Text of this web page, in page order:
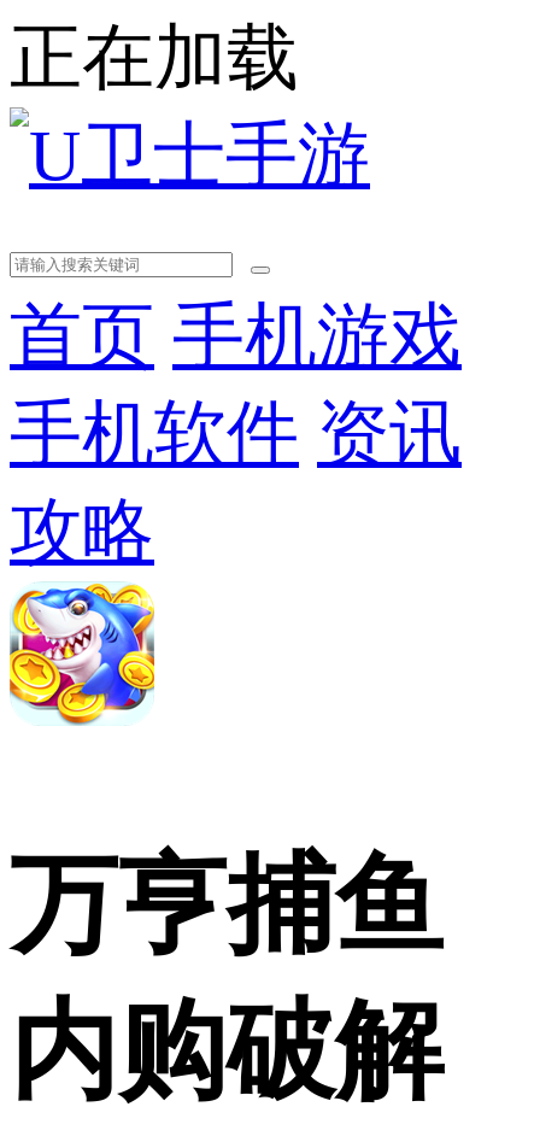
正在加载
首页 手机游戏
手机软件 资讯
攻略
万亨捕鱼
内购破解